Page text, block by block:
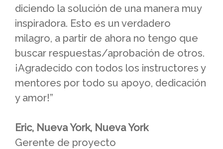
diciendo la solución de una manera muy
inspiradora. Esto es un verdadero
milagro, a partir de ahora no tengo que
buscar respuestas/aprobación de otros.
¡Agradecido con todos los instructores y
mentores por todo su apoyo, dedicación
y amor!”
Eric, Nueva York, Nueva York
Gerente de proyecto